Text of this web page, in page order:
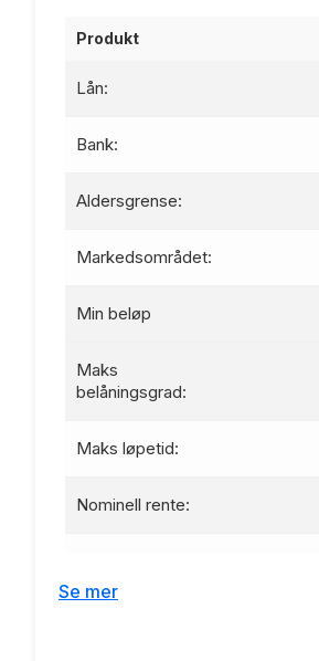
Produkt
Lån:
Bank:
Aldersgrense:
Markedsområdet:
Min beløp
Maks
belåningsgrad:
Maks løpetid:
Nominell rente:
Se mer